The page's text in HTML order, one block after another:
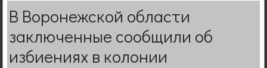
В Воронежской области
заключенные сообщили об
избиениях в колонии